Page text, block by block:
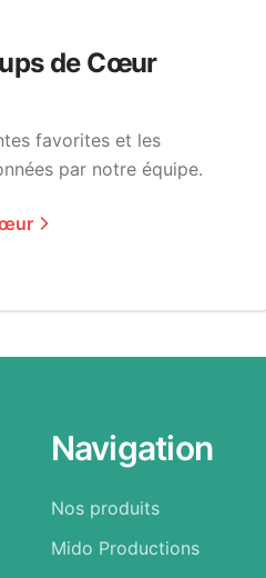
de Cœur
favorites et les
par notre équipe.
Navigation
Nos produits
Mido Productions